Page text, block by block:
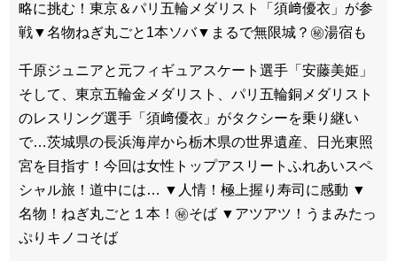
略に挑む！東京＆パリ五輪メダリスト「須﨑優衣」が参
戦▼名物ねぎ丸ごと1本ソバ▼まるで無限城？㊙湯宿も
千原ジュニアと元フィギュアスケート選手「安藤美姫」
そして、東京五輪金メダリスト、パリ五輪銅メダリスト
のレスリング選手「須﨑優衣」がタクシーを乗り継い
で…茨城県の長浜海岸から栃木県の世界遺産、日光東照
宮を目指す！今回は女性トップアスリートふれあいスペ
シャル旅！道中には… ▼人情！極上握り寿司に感動 ▼
名物！ねぎ丸ごと１本！㊙そば ▼アツアツ！うまみたっ
ぷりキノコそば